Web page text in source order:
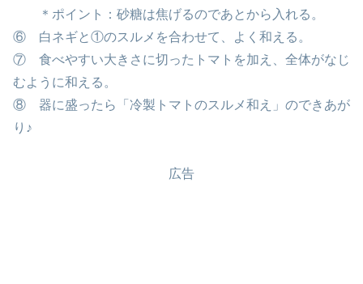
＊ポイント：砂糖は焦げるのであとから入れる。
⑥ 白ネギと①のスルメを合わせて、よく和える。
⑦ 食べやすい大きさに切ったトマトを加え、全体がなじ
むように和える。
⑧ 器に盛ったら「冷製トマトのスルメ和え」のできあが
り♪
広告